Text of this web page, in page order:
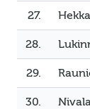
27.
28.
29.
30.